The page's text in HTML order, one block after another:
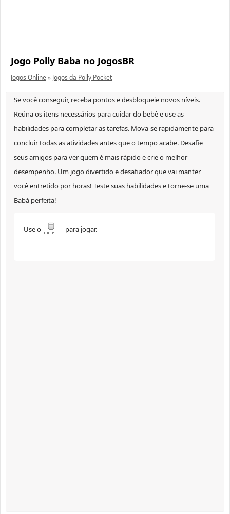
Jogo Polly Baba no JogosBR
Jogos Online» Jogos da Polly Pocket
Se você conseguir, receba pontos e desbloqueie novos níveis.
Reúna os itens necessários para cuidar do bebê e use as
habilidades para completar as tarefas. Mova-se rapidamente para
concluir todas as atividades antes que o tempo acabe. Desafie
seus amigos para ver quem é mais rápido e crie o melhor
desempenho. Um jogo divertido e desafiador que vai manter
você entretido por horas! Teste suas habilidades e torne-se uma
Babá perfeita!
Use o para jogar.